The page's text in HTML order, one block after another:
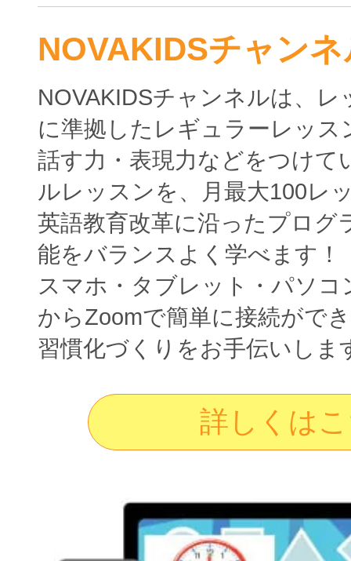
NOVAKIDSチャン
NOVAKIDSチャンネルは、
に準拠したレギュラーレッス
話す力・表現力などをつけて
ルレッスンを、月最大100レ
英語教育改革に沿ったプログ
能をバランスよく学べます！
スマホ・タブレット・パソ
からZoomで簡単に接続がで
習慣化づくりをお手伝いしま
詳しくは